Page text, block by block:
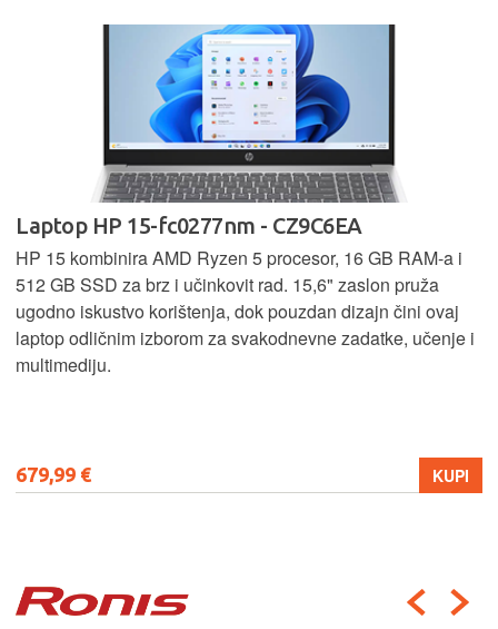
Laptop HP 15-fc0277nm - CZ9C6EA
HP 15 kombinira AMD Ryzen 5 procesor, 16 GB RAM-a i
512 GB SSD za brz i učinkovit rad. 15,6" zaslon pruža
ugodno iskustvo korištenja, dok pouzdan dizajn čini ovaj
laptop odličnim izborom za svakodnevne zadatke, učenje i
multimediju.
679,99 € KUPI